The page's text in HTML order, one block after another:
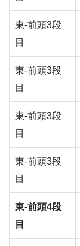
東-前頭3段
目
東-前頭3段
目
東-前頭3段
目
東-前頭3段
目
東-前頭4段
目